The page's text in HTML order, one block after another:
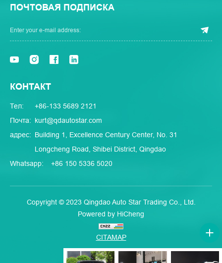
ПОЧТОВАЯ ПОДПИСКА
КОНТАКТ
Тел:
+86-133 5689 2121
Почта: kurt@qdautostar.com
адрес: Building 1, Excellence Century Center, No. 31
Longcheng Road, Shibei District, Qingdao
Whatsapp:
+86 150 5336 5020
Copyright © 2023 Qingdao Auto Star Trading Co., Ltd.
Powered by HiCheng
CITAMAP